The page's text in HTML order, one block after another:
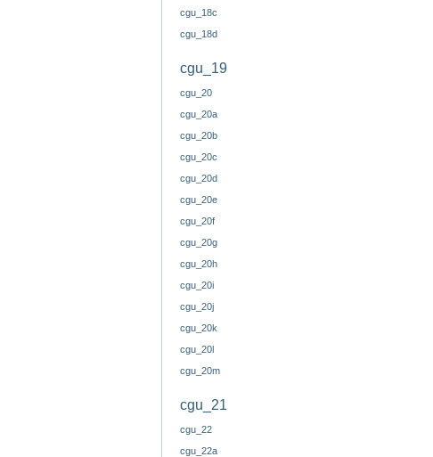
cgu_18c
cgu_18d
cgu_19
cgu_20
cgu_20a
cgu_20b
cgu_20c
cgu_20d
cgu_20e
cgu_20f
cgu_20g
cgu_20h
cgu_20i
cgu_20j
cgu_20k
cgu_20l
cgu_20m
cgu_21
cgu_22
cgu_22a